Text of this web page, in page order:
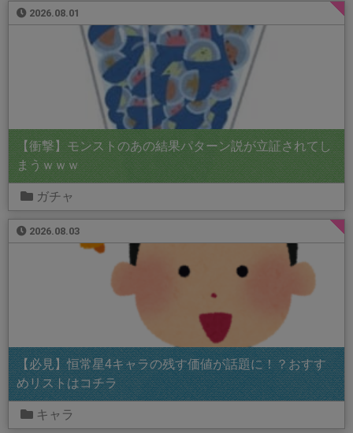
2026.08.01
【衝撃】モンストのあの結果パターン説が立証されてし
まうｗｗｗ
ガチャ
2026.08.03
【必見】恒常星4キャラの残す価値が話題に！？おすす
めリストはコチラ
キャラ